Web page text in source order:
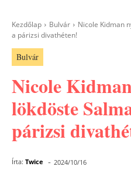
Kezdőlap Bulvár
Nicole Kidman
a párizsi divathéten!
Bulvár
Nicole
lökdöste
párizsi
Írta: Twice - 2024/10/16